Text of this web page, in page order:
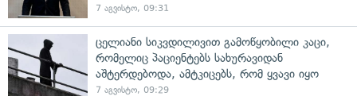
7 აგვისტო, 09:31
ცელიანი სიკვდილივით გამოწყობილი კაცი,
რომელიც პაციენტებს სახურავიდან
აშტერდებოდა, ამტკიცებს, რომ ყვავი იყო
7 აგვისტო, 09:29